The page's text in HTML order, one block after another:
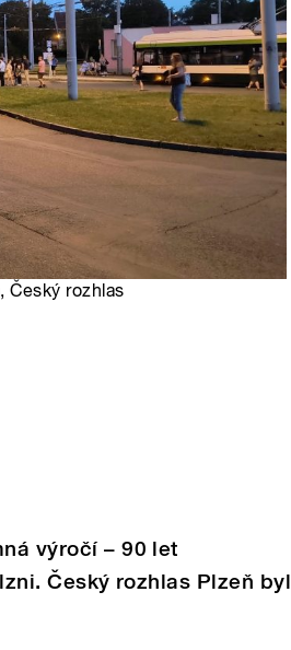
, Český rozhlas
výročí – 90 let
Český rozhlas Plzeň byl